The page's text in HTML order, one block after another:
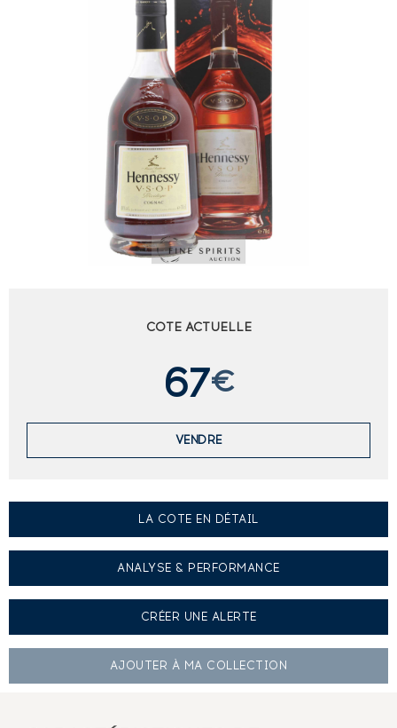
COTE ACTUELLE
67€
VENDRE
LA COTE EN DÉTAIL
ANALYSE & PERFORMANCE
CRÉER UNE ALERTE
AJOUTER À MA COLLECTION